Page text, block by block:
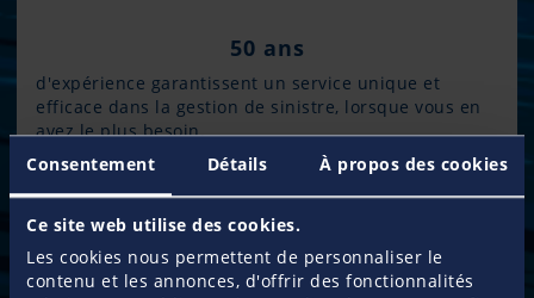
Consentement Détails À propos des cookies
Ce site web utilise des cookies.
Les cookies nous permettent de personnaliser le
contenu et les annonces, d'offrir des fonctionnalités
50 ans
d'expérience garantissent un service unique et
efficace dans la gestion de sinistre, lorsque vous en
avez le plus besoin.
110.000 clients
Leader Européen – Spécialiste de l’Assurance
Plaisance.